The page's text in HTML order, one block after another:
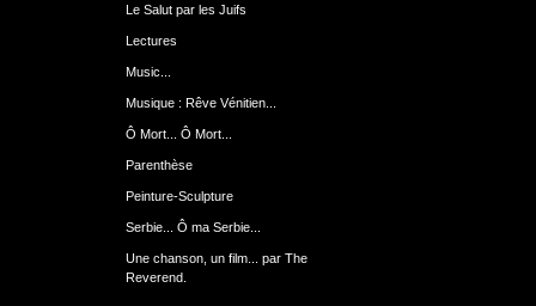
Le Salut par les Juifs
Lectures
Music...
Musique : Rêve Vénitien...
Ô Mort... Ô Mort...
Parenthèse
Peinture-Sculpture
Serbie... Ô ma Serbie...
Une chanson, un film... par The
Reverend.